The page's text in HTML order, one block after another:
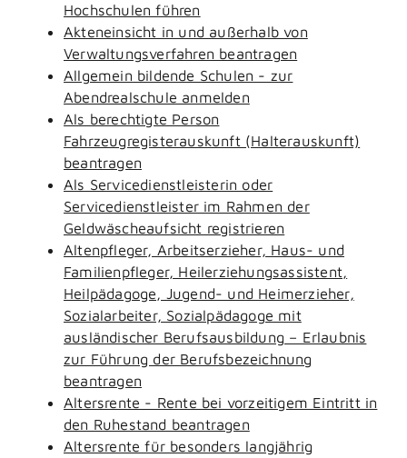
Hochschulen führen
Akteneinsicht in und außerhalb von
Verwaltungsverfahren beantragen
Allgemein bildende Schulen - zur
Abendrealschule anmelden
Als berechtigte Person
Fahrzeugregisterauskunft (Halterauskunft)
beantragen
Als Servicedienstleisterin oder
Servicedienstleister im Rahmen der
Geldwäscheaufsicht registrieren
Altenpfleger, Arbeitserzieher, Haus- und
Familienpfleger, Heilerziehungsassistent,
Heilpädagoge, Jugend- und Heimerzieher,
Sozialarbeiter, Sozialpädagoge mit
ausländischer Berufsausbildung – Erlaubnis
zur Führung der Berufsbezeichnung
beantragen
Altersrente - Rente bei vorzeitigem Eintritt in
den Ruhestand beantragen
Altersrente für besonders langjährig